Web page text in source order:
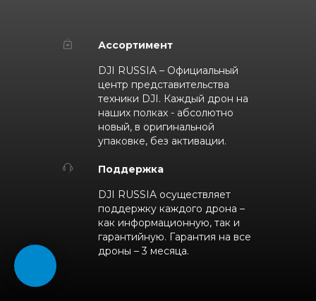
Ассортимент
DJI RUSSIA – Официальный
центр представительства
техники DJI. Каждый дрон на
наших полках - абсолютно
новый, в оригинальной
упаковке, без активации.
Поддержка
DJI RUSSIA осуществляет
поддержку каждого дрона –
как информационную, так и
гарантийную. Гарантия на все
дроны – 3 месяца.